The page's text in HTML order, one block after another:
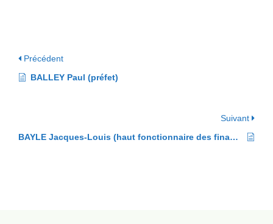
Précédent
BALLEY Paul (préfet)
Suivant
BAYLE Jacques-Louis (haut fonctionnaire des finances)